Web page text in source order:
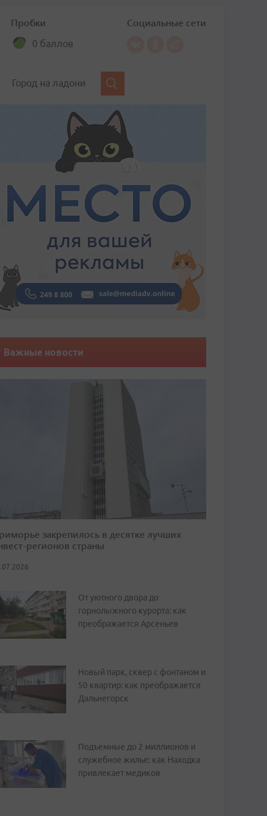
Пробки
0 баллов
Социальные сети
Город на ладони
Важные новости
закрепилось в десятке лучших
регионов страны
От уютного двора до
горнолыжного курорта: как
преображается Арсеньев
Новый парк, сквер с фонтаном и
50 квартир: как преображается
Дальнегорск
Подъемные до 2 миллионов и
служебное жилье: как Находка
привлекает медиков